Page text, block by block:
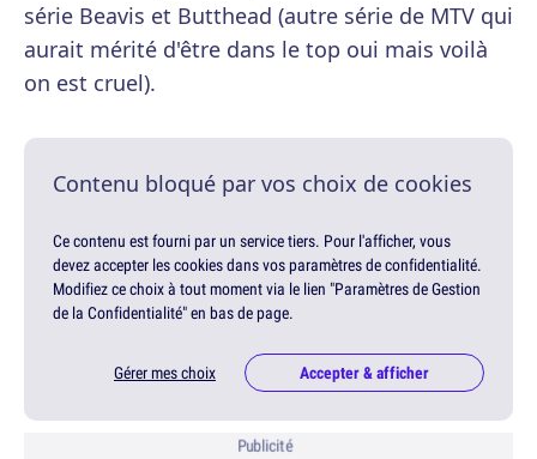
série Beavis et Butthead (autre série de MTV qui
aurait mérité d'être dans le top oui mais voilà
on est cruel).
Contenu bloqué par vos choix de cookies
Ce contenu est fourni par un service tiers. Pour l'afficher, vous
devez accepter les cookies dans vos paramètres de confidentialité.
Modifiez ce choix à tout moment via le lien "Paramètres de Gestion
de la Confidentialité" en bas de page.
Gérer mes choix Accepter & afficher
Publicité